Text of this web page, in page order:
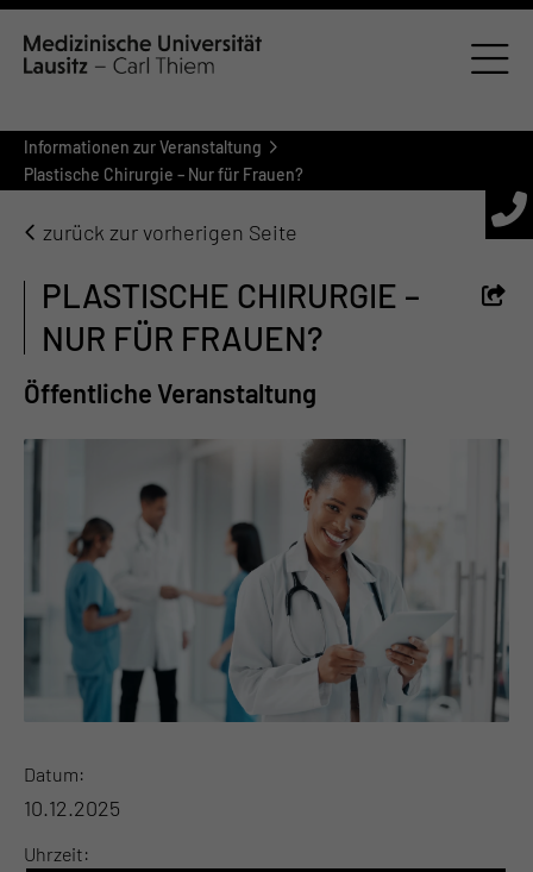
Informationen zur Veranstaltung
Plastische Chirurgie – Nur für Frauen?
zurück zur vorherigen Seite
PLASTISCHE CHIRURGIE –
NUR FÜR FRAUEN?
Öffentliche Veranstaltung
Datum
10.12.2025
Uhrzeit